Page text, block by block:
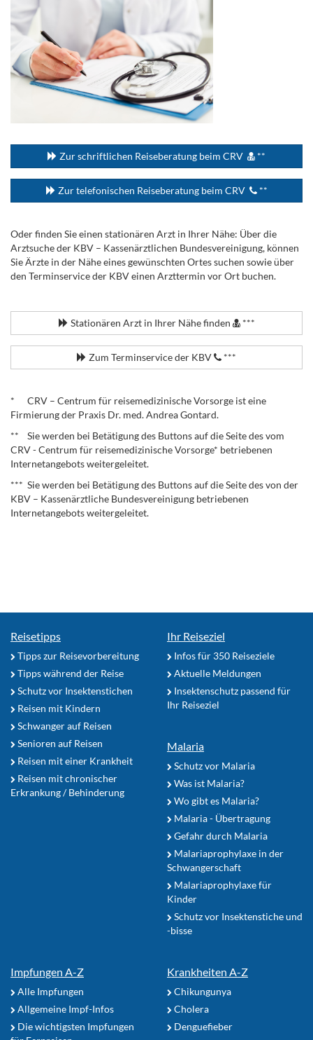
Zur schriftlichen Reiseberatung beim CRV **
Zur telefonischen Reiseberatung beim CRV **
Oder finden Sie einen stationären Arzt in Ihrer Nähe: Über die
Arztsuche der KBV – Kassenärztlichen Bundesvereinigung, können
Sie Ärzte in der Nähe eines gewünschten Ortes suchen sowie über
den Terminservice der KBV einen Arzttermin vor Ort buchen.
Stationären Arzt in Ihrer Nähe finden ***
Zum Terminservice der KBV ***
* CRV – Centrum für reisemedizinische Vorsorge ist eine
Firmierung der Praxis Dr. med. Andrea Gontard.
** Sie werden bei Betätigung des Buttons auf die Seite des vom
CRV - Centrum für reisemedizinische Vorsorge* betriebenen
Internetangebots weitergeleitet.
*** Sie werden bei Betätigung des Buttons auf die Seite des von der
KBV – Kassenärztliche Bundesvereinigung betriebenen
Internetangebots weitergeleitet.
Reisetipps
Tipps zur Reisevorbereitung
Tipps während der Reise
Schutz vor Insektenstichen
Reisen mit Kindern
Schwanger auf Reisen
Senioren auf Reisen
Reisen mit einer Krankheit
Reisen mit chronischer
Erkrankung / Behinderung
Ihr Reiseziel
Infos für 350 Reiseziele
Aktuelle Meldungen
Insektenschutz passend für
Ihr Reiseziel
Malaria
Schutz vor Malaria
Was ist Malaria?
Wo gibt es Malaria?
Malaria - Übertragung
Gefahr durch Malaria
Malariaprophylaxe in der
Schwangerschaft
Malariaprophylaxe für
Kinder
Schutz vor Insektenstiche und
-bisse
Impfungen A-Z
Alle Impfungen
Allgemeine Impf-Infos
Die wichtigsten Impfungen
Krankheiten A-Z
Chikungunya
Cholera
Denguefieber